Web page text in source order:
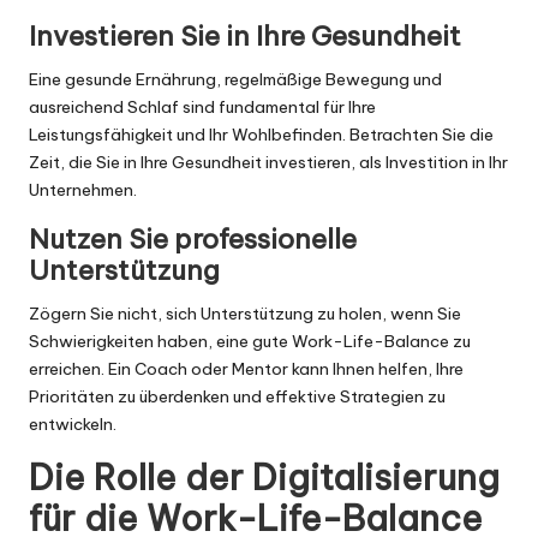
Investieren Sie in Ihre Gesundheit
Eine gesunde Ernährung, regelmäßige Bewegung und
ausreichend Schlaf sind fundamental für Ihre
Leistungsfähigkeit und Ihr Wohlbefinden. Betrachten Sie die
Zeit, die Sie in Ihre Gesundheit investieren, als Investition in Ihr
Unternehmen.
Nutzen Sie professionelle
Unterstützung
Zögern Sie nicht, sich Unterstützung zu holen, wenn Sie
Schwierigkeiten haben, eine gute Work-Life-Balance zu
erreichen. Ein Coach oder Mentor kann Ihnen helfen, Ihre
Prioritäten zu überdenken und effektive Strategien zu
entwickeln.
Die Rolle der Digitalisierung
für die Work-Life-Balance